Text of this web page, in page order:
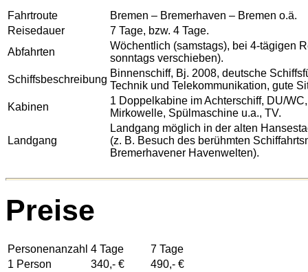
Fahrtroute
Bremen – Bremerhaven – Bremen o.ä.
Reisedauer
7 Tage, bzw. 4 Tage.
Abfahrten
Wöchentlich (samstags), bei 4-tägigen
sonntags verschieben).
Schiffsbeschreibung
Binnenschiff, Bj. 2008, deutsche
Technik und Telekommunikation, gute
Kabinen
1 Doppelkabine im Achterschiff, DU/
Mirkowelle, Spülmaschine u.a., TV.
Landgang
Landgang möglich in der alten
(z. B. Besuch des berühmten
Bremerhavener Havenwelten).
Preise
Personenanzahl 4 Tage
7 Tage
1 Person
340,- €
490,- €